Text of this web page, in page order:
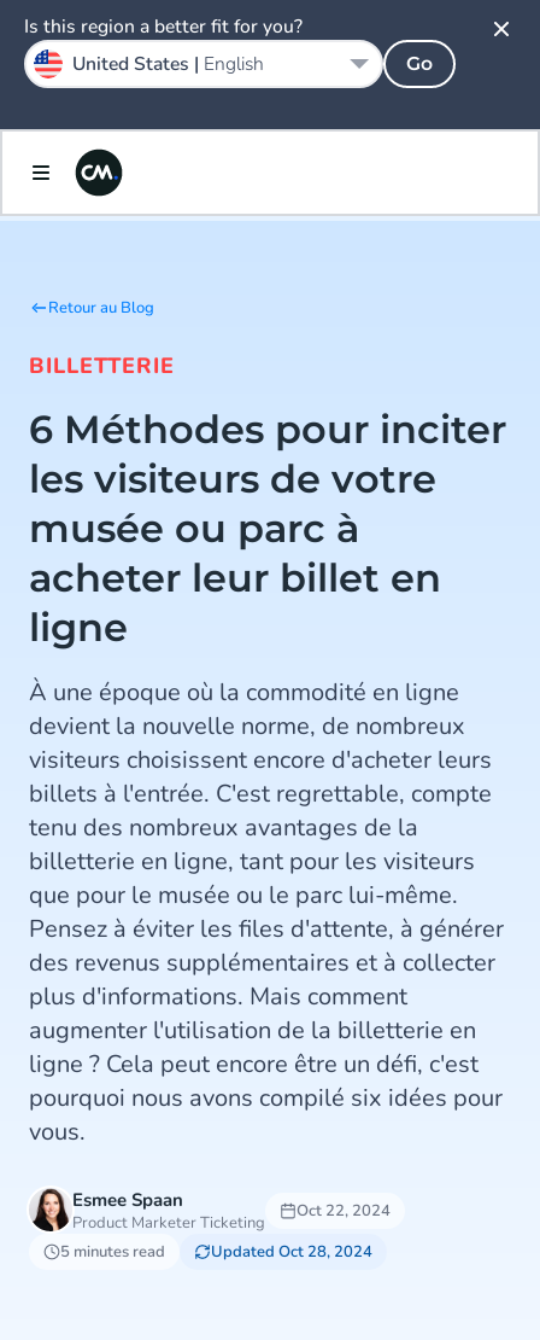
Retour au Blog
BILLETTERIE
6 Méthodes pour inciter
les visiteurs de votre
musée ou parc à
acheter leur billet en
ligne
À une époque où la commodité en ligne
devient la nouvelle norme, de nombreux
visiteurs choisissent encore d'acheter leurs
billets à l'entrée. C'est regrettable, compte
tenu des nombreux avantages de la
billetterie en ligne, tant pour les visiteurs
que pour le musée ou le parc lui-même.
Pensez à éviter les files d'attente, à générer
des revenus supplémentaires et à collecter
plus d'informations. Mais comment
augmenter l'utilisation de la billetterie en
ligne ? Cela peut encore être un défi, c'est
pourquoi nous avons compilé six idées pour
vous.
Esmee Spaan
Product Marketer Ticketing
Oct 22, 2024
5 minutes read
Updated Oct 28, 2024
Is this region a better fit for you?
United States | English Go